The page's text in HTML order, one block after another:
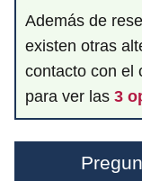
Además de
existen otras
contacto con el
para ver las 3